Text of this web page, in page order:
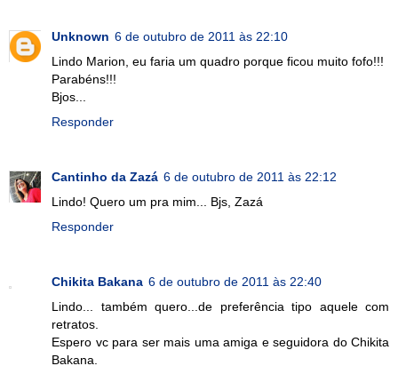
Unknown 6 de outubro de 2011 às 22:10
Lindo Marion, eu faria um quadro porque ficou muito fofo!!!
Parabéns!!!
Bjos...
Responder
Cantinho da Zazá 6 de outubro de 2011 às 22:12
Lindo! Quero um pra mim... Bjs, Zazá
Responder
Chikita Bakana 6 de outubro de 2011 às 22:40
Lindo... também quero...de preferência tipo aquele com
retratos.
Espero vc para ser mais uma amiga e seguidora do Chikita
Bakana.